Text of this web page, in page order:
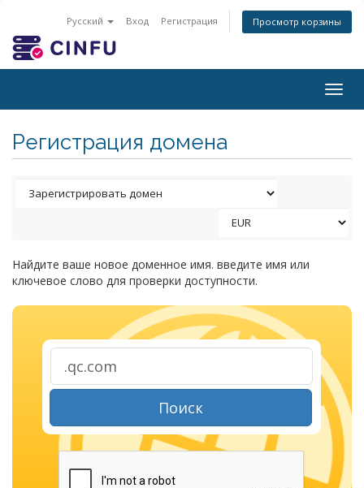
Русский Вход Регистрация Просмотр корзины
Регистрация домена
Найдите ваше новое доменное имя. введите имя или
ключевое слово для проверки доступности.
Поиск